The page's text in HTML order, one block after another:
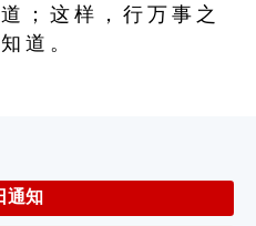
； 这 样 ， 行 万 事 之
道 。
通知